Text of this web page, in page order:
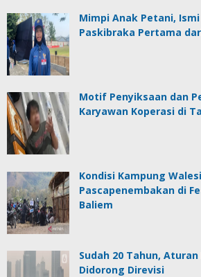
Mimpi Anak Petani,
Paskibraka Pertama
Motif Penyiksaan dan
Karyawan Koperasi di
Kondisi Kampung
Pascapenembakan di
Baliem
Sudah 20 Tahun,
Didorong Direvisi